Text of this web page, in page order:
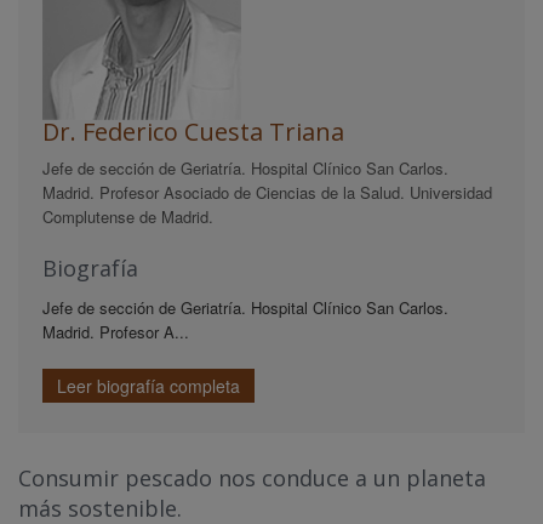
Dr. Federico Cuesta Triana
Jefe de sección de Geriatría. Hospital Clínico San Carlos.
Madrid. Profesor Asociado de Ciencias de la Salud. Universidad
Complutense de Madrid.
Biografía
Jefe de sección de Geriatría. Hospital Clínico San Carlos.
Madrid. Profesor A...
Leer biografía completa
Consumir pescado nos conduce a un planeta
más sostenible.